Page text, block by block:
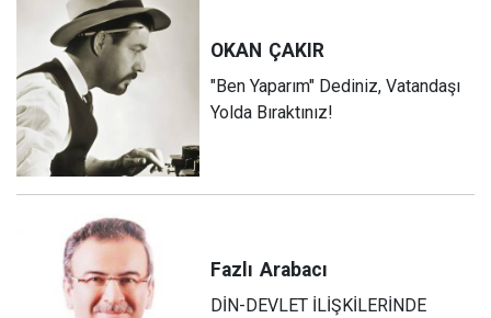
OKAN ÇAKIR
"Ben Yaparım" Dediniz, Vatandaşı
Yolda Bıraktınız!
Fazlı Arabacı
DİN-DEVLET İLİŞKİLERİNDE